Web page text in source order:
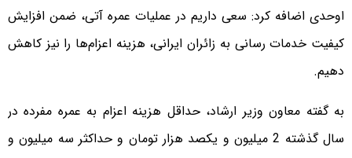
اوحدی اضافه کرد: سعی داریم در عملیات عمره آتی، ضمن افزایش
کیفیت خدمات رسانی به زائران ایرانی، هزینه اعزام‌ها را نیز کاهش
دهیم.
به گفته معاون وزیر ارشاد، حداقل هزینه اعزام به عمره مفرده در
سال گذشته 2 میلیون و یکصد هزار تومان و حداکثر سه میلیون و